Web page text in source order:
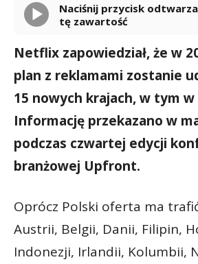
Naciśnij przycisk odtwarzania, aby odsłuchać
tę zawartość
Netflix zapowiedział, że w
plan z reklamami zostanie
15 nowych krajach, w tym w
Informację przekazano w
podczas czwartej edycji
branżowej Upfront.
Oprócz Polski oferta ma
Austrii, Belgii, Danii, Filipin,
Indonezji, Irlandii, Kolumbii,